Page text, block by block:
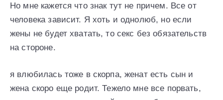
Но мне кажется что знак тут не причем. Все от
человека зависит. Я хоть и однолюб, но если
жены не будет хватать, то секс без обязательств
на стороне.
я влюбилась тоже в скорпа, женат есть сын и
жена скоро еще родит. Тежело мне все порвать,